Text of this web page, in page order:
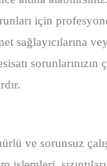
için
sağlayıcılarına
ve sorunsuz